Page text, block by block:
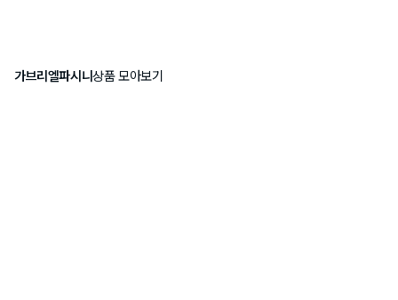
가브리엘파시니상품 모아보기